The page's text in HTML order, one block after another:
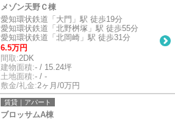
メゾン天野Ｃ棟
愛知環状鉄道「大門」駅 徒歩19分
愛知環状鉄道「北野桝塚」駅 徒歩55分
愛知環状鉄道「北岡崎」駅 徒歩31分
6.5万円
間取:2DK
建物面積:- / 15.24坪
土地面積:- / -
敷金/礼金:2ヶ月/0万円
賃貸｜アパート
ブロッサムA棟